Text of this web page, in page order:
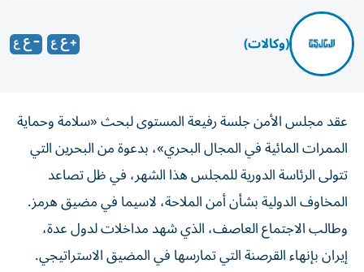
(وكالات)
عقد مجلس الأمن جلسة رفيعة المستوى لبحث «سلامة وحماية
الممرات المائية في المجال البحري»، بدعوة من البحرين التي
تتولى الرئاسة الدورية للمجلس هذا الشهر، في ظل تصاعد
المخاوف الدولية بشأن أمن الملاحة، لاسيما في مضيق هرمز.
وطالب الاجتماع العاصف، الذي شهد مداخلات لدول عدة،
إيران بإنهاء القرصنة التي تمارسها في المضيق الاستراتيجي.